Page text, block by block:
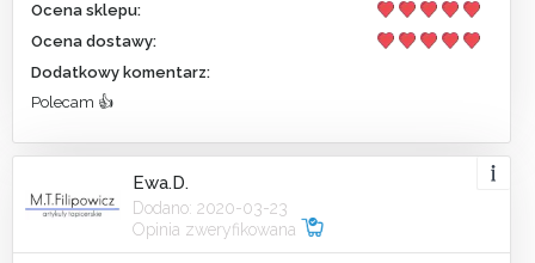
Ocena sklepu:
Ocena dostawy:
Dodatkowy komentarz:
Polecam 👍
Ewa.D.
Dodano: 2020-03-23
Opinia zweryfikowana